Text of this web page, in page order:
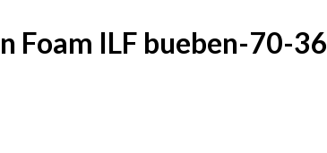
Foam ILF bueben-70-36